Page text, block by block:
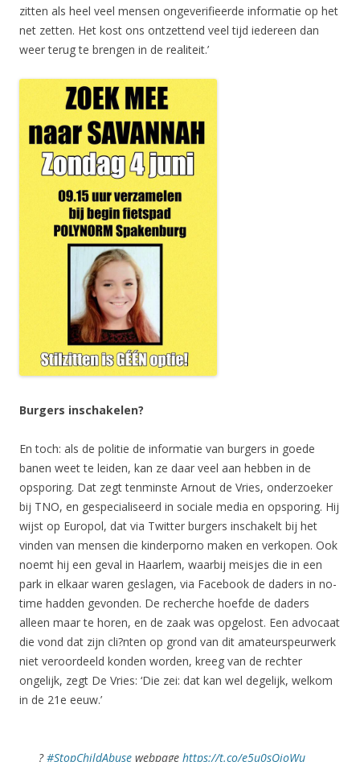
zitten als heel veel mensen ongeverifieerde informatie op het
net zetten. Het kost ons ontzettend veel tijd iedereen dan
weer terug te brengen in de realiteit.’
Burgers inschakelen?
En toch: als de politie de informatie van burgers in goede
banen weet te leiden, kan ze daar veel aan hebben in de
opsporing. Dat zegt tenminste Arnout de Vries, onderzoeker
bij TNO, en gespecialiseerd in sociale media en opsporing. Hij
wijst op ­Europol, dat via Twitter burgers inschakelt bij het
vinden van mensen die kinderporno maken en verkopen. Ook
noemt hij een geval in Haarlem, waarbij meisjes die in een
park in elkaar waren geslagen, via Facebook de daders in no-
time hadden gevonden. De recherche hoefde de daders
alleen maar te horen, en de zaak was opgelost. Een advocaat
die vond dat zijn cli?nten op grond van dit amateurspeurwerk
niet veroordeeld konden worden, kreeg van de rechter
ongelijk, zegt De Vries: ‘Die zei: dat kan wel degelijk, welkom
in de 21e eeuw.’
?#StopChildAbuse webpage https://t.co/e5u0sQioWu